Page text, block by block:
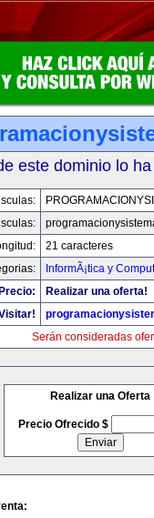
este dominio lo
21 caracteres
InformÃ¡tica y
Precio:
Realizar una oferta!
Serán consideradas
Realizar una Oferta
Precio Ofrecido $